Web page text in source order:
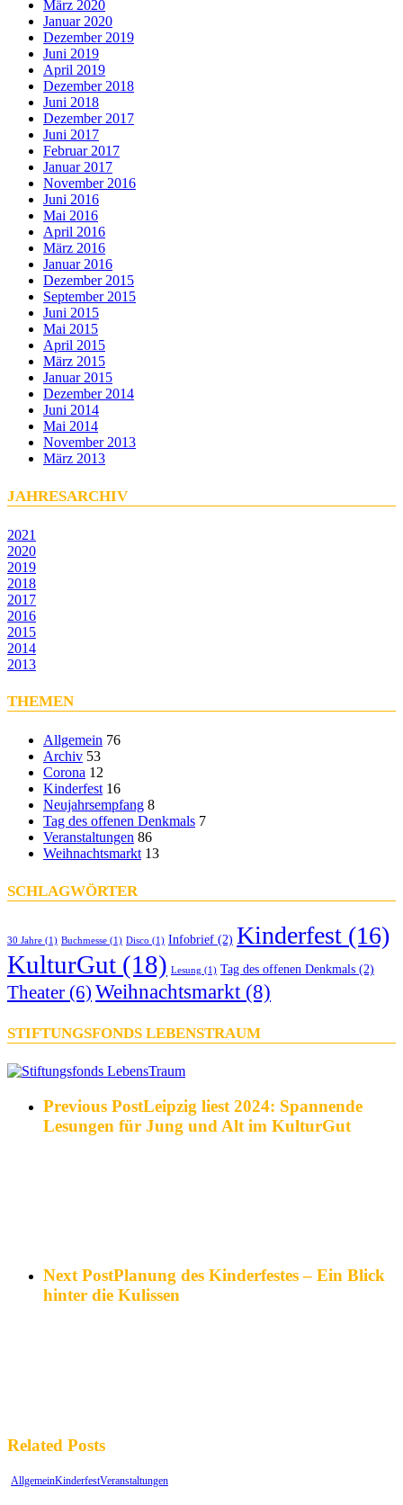
März 2020
Januar 2020
Dezember 2019
Juni 2019
April 2019
Dezember 2018
Juni 2018
Dezember 2017
Juni 2017
Februar 2017
Januar 2017
November 2016
Juni 2016
Mai 2016
April 2016
März 2016
Januar 2016
Dezember 2015
September 2015
Juni 2015
Mai 2015
April 2015
März 2015
Januar 2015
Dezember 2014
Juni 2014
Mai 2014
November 2013
März 2013
JAHRESARCHIV
2021
2020
2019
2018
2017
2016
2015
2014
2013
THEMEN
Allgemein 76
Archiv 53
Corona 12
Kinderfest 16
Neujahrsempfang 8
Tag des offenen Denkmals 7
Veranstaltungen 86
Weihnachtsmarkt 13
SCHLAGWÖRTER
30 Jahre (1) Buchmesse (1) Disco (1) Infobrief (2) Kinderfest (16)
KulturGut (18) Lesung (1) Tag des offenen Denkmals (2)
Theater (6) Weihnachtsmarkt (8)
STIFTUNGSFONDS LEBENSTRAUM
Previous PostLeipzig liest 2024: Spannende
Lesungen für Jung und Alt im KulturGut
Next PostPlanung des Kinderfestes – Ein Blick
hinter die Kulissen
Related Posts
AllgemeinKinderfestVeranstaltungen